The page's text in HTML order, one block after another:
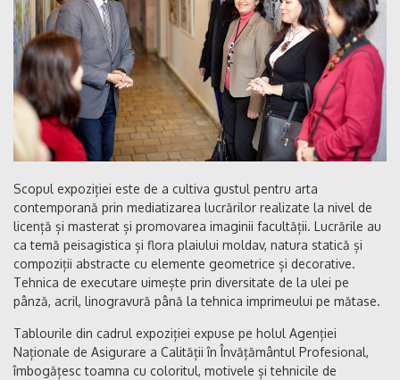
Scopul expoziției este de a cultiva gustul pentru arta
contemporană prin mediatizarea lucrărilor realizate la nivel de
licență și masterat și promovarea imaginii facultății. Lucrările au
ca temă peisagistica și flora plaiului moldav, natura statică și
compoziții abstracte cu elemente geometrice și decorative.
Tehnica de executare uimește prin diversitate de la ulei pe
pânză, acril, linogravură până la tehnica imprimeului pe mătase.
Tablourile din cadrul expoziției expuse pe holul Agenției
Naționale de Asigurare a Calității în Învățământul Profesional,
îmbogățesc toamna cu coloritul, motivele și tehnicile de